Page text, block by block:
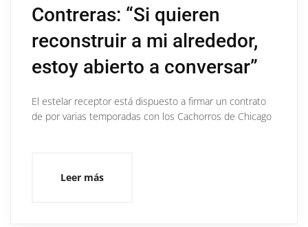
Contreras: “Si quieren
reconstruir a mi alrededor,
estoy abierto a conversar”
El estelar receptor está dispuesto a firmar un contrato
de por varias temporadas con los Cachorros de Chicago
Leer más